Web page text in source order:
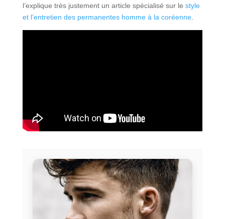
l’explique très justement un article spécialisé sur le style
et l’entretien des permanentes homme à la coréenne.